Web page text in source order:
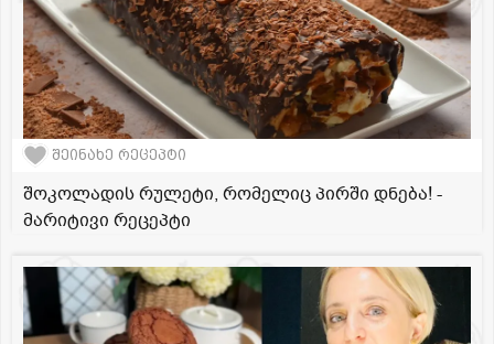
შეინახე რეცეპტი
შოკოლადის რულეტი, რომელიც პირში დნება! -
მარიტივი რეცეპტი